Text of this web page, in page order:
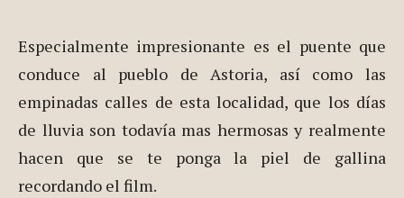
Especialmente impresionante es el puente que
conduce al pueblo de Astoria, así como las
empinadas calles de esta localidad, que los días
de lluvia son todavía mas hermosas y realmente
hacen que se te ponga la piel de gallina
recordando el film.